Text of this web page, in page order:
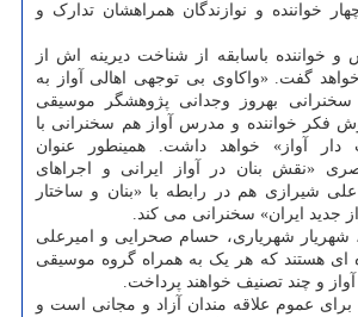
خواننده و نوازندگان همراهشان تدارک و
خواننده باسابقه از شناخت دیرینه اش از
گفت. «واکاوی بی توجهی اهالی آواز به
سخنرانی بهروز وجدانی پژوهشگر موسیقی
فکر خواننده و مدرس آواز هم سخنرانی با
دار آواز» خواهد داشت. همینطور عنوان
«نقش بنان در آواز ایرانی و اجراهای
شیرازی هم در رابطه با «بنان و ساختار
جدید ایران» سخنرانی می کند.
شهریار شهریاری، حسام صحرایی و امیرعلی
ای هستند که هر یک به همراه گروه موسیقی
و چند تصنیف خواهند پرداخت.
برای عموم علاقه مندان آزاد و مجانی است و